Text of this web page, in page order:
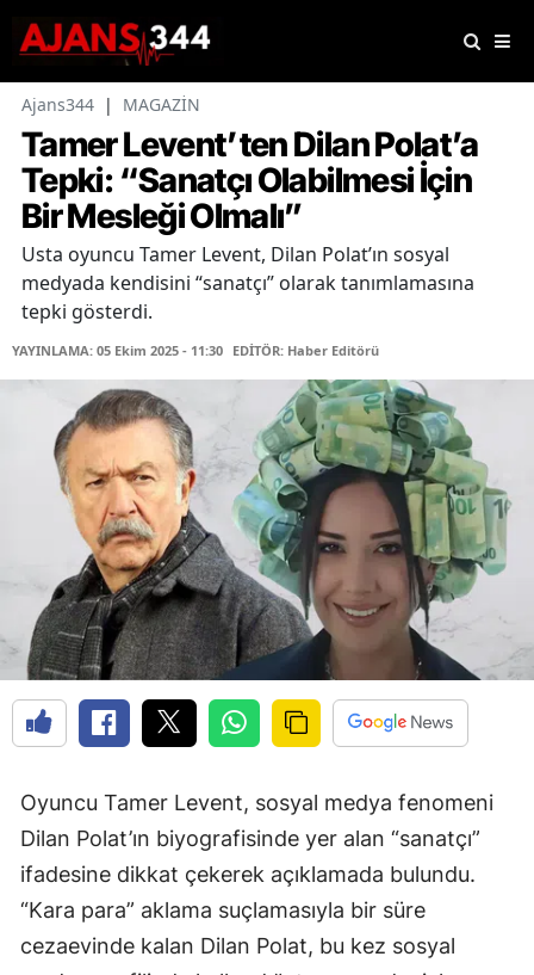
Ajans344 | MAGAZİN
Tamer Levent’ten Dilan Polat’a
Tepki: “Sanatçı Olabilmesi İçin
Bir Mesleği Olmalı”
Usta oyuncu Tamer Levent, Dilan Polat’ın sosyal
medyada kendisini “sanatçı” olarak tanımlamasına
tepki gösterdi.
YAYINLAMA: 05 Ekim 2025 - 11:30 EDİTÖR: Haber Editörü
Oyuncu Tamer Levent, sosyal medya fenomeni
Dilan Polat’ın biyografisinde yer alan “sanatçı”
ifadesine dikkat çekerek açıklamada bulundu.
“Kara para” aklama suçlamasıyla bir süre
cezaevinde kalan Dilan Polat, bu kez sosyal